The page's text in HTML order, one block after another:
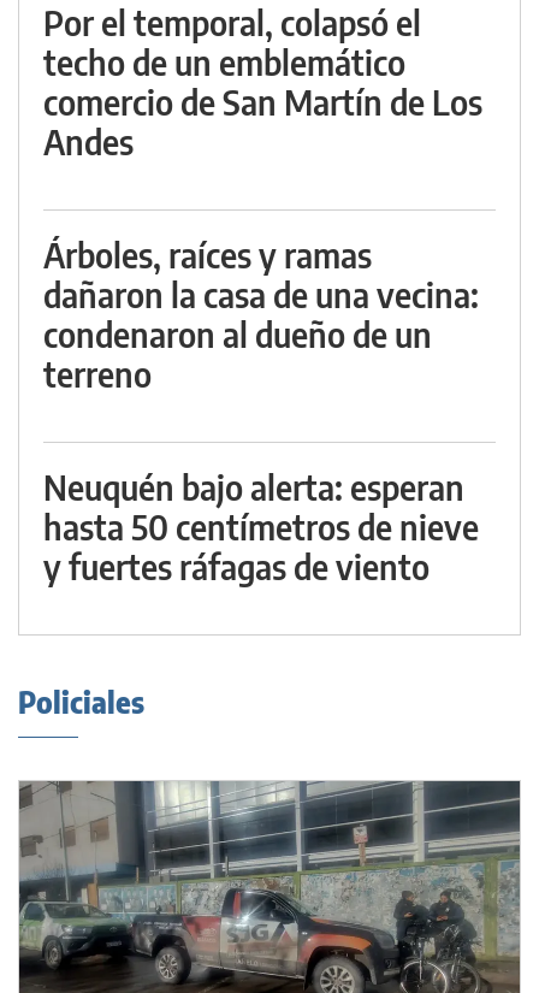
Por el temporal, colapsó el
techo de un emblemático
comercio de San Martín de Los
Andes
Árboles, raíces y ramas
dañaron la casa de una vecina:
condenaron al dueño de un
terreno
Neuquén bajo alerta: esperan
hasta 50 centímetros de nieve
y fuertes ráfagas de viento
Policiales